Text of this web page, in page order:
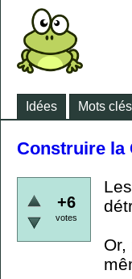
Idées Mots clés
Construire la
+6
votes